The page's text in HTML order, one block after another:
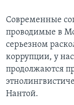
Современные
проводимые в
серьезном
коррупции, у
продолжаются
Нантой.